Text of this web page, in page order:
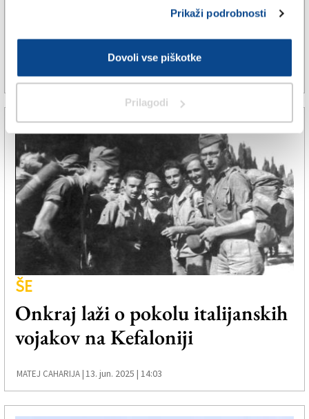
Prikaži podrobnosti
Dovoli vse piškotke
Prilagodi
Nekdanji bunker v Dolini Korna
bodo uredili za obiskovalce
PETRA CIGLIC |6. avg. 2025 | 6:25
ŠE
Onkraj laži o pokolu italijanskih
vojakov na Kefaloniji
MATEJ CAHARIJA |13. jun. 2025 | 14:03